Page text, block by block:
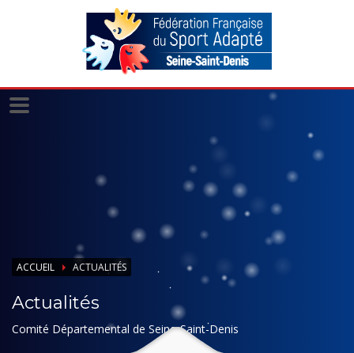
ACCUEIL ACTUALITÉS
Actualités
Comité Départemental de Seine-Saint-Denis
Panneau de gestion des cookies